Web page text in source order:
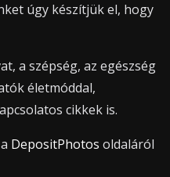
úgy készítjük el, hogy
a szépség, az egészség
életmóddal,
cikkek is.
DepositPhotos oldaláról